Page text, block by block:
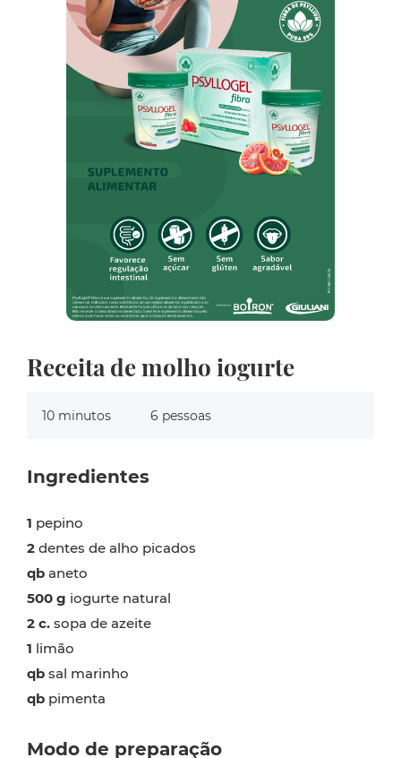
Receita de molho iogurte
10 minutos 6 pessoas
Ingredientes
1 pepino
2 dentes de alho picados
qb aneto
500 g iogurte natural
2 c. sopa de azeite
1 limão
qb sal marinho
qb pimenta
Modo de preparação